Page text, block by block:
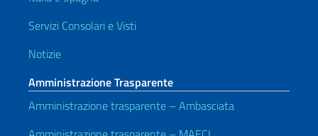
Servizi Consolari e Visti
Notizie
Amministrazione Trasparente
Amministrazione trasparente – Ambasciata